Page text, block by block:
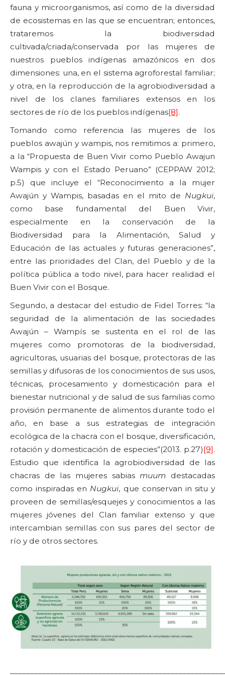
fauna y microorganismos, así como de la diversidad
de ecosistemas en las que se encuentran; entonces,
trataremos la biodiversidad
cultivada/criada/conservada por las mujeres de
nuestros pueblos indígenas amazónicos en dos
dimensiones: una, en el sistema agroforestal familiar;
y otra, en la reproducción de la agrobiodiversidad a
nivel de los clanes familiares extensos en los
sectores de río de los pueblos indígenas[8].
Tomando como referencia las mujeres de los
pueblos awajún y wampis, nos remitimos a: primero,
a la “Propuesta de Buen Vivir como Pueblo Awajun
Wampis y con el Estado Peruano” (CEPPAW 2012;
p.5) que incluye el “Reconocimiento a la mujer
Awajún y Wampis, basadas en el mito de Nugkui,
como base fundamental del Buen Vivir,
especialmente en la conservación de la
Biodiversidad para la Alimentación, Salud y
Educación de las actuales y futuras generaciones”,
entre las prioridades del Clan, del Pueblo y de la
política pública a todo nivel, para hacer realidad el
Buen Vivir con el Bosque.
Segundo, a destacar del estudio de Fidel Torres: “la
seguridad de la alimentación de las sociedades
Awajún – Wampís se sustenta en el rol de las
mujeres como promotoras de la biodiversidad,
agricultoras, usuarias del bosque, protectoras de las
semillas y difusoras de los conocimientos de sus usos,
técnicas, procesamiento y domesticación para el
bienestar nutricional y de salud de sus familias como
provisión permanente de alimentos durante todo el
año, en base a sus estrategias de integración
ecológica de la chacra con el bosque, diversificación,
rotación y domesticación de especies”(2013. p.27)[9].
Estudio que identifica la agrobiodiversidad de las
chacras de las mujeres sabiasmuum destacadas
como inspiradas en Nugkui, que conservan in situ y
proveen de semillas/esquejes y conocimientos a las
mujeres jóvenes del Clan familiar extenso y que
intercambian semillas con sus pares del sector de
río y de otros sectores.